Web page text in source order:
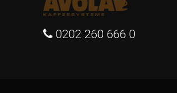
0202 260 666 0